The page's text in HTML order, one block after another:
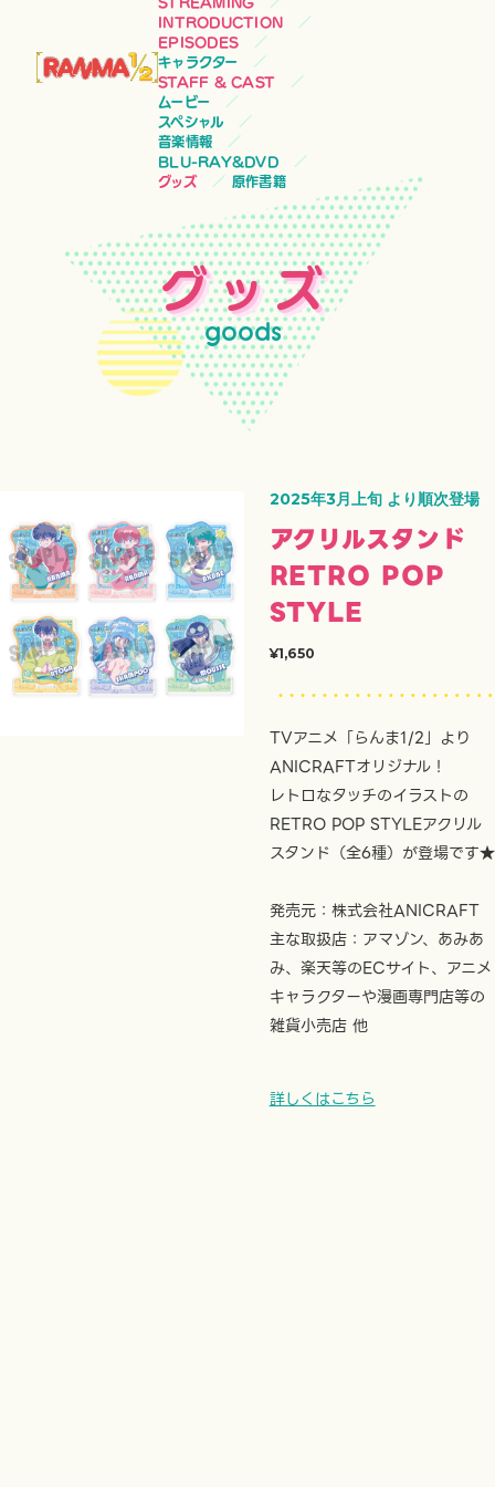
INTRODUCTION
EPISODES
キャラクター
STAFF & CAST
ムービー
スペシャル
音楽情報
BLU-RAY&DVD
グッズ
原作書籍
グッズ
goods
2025年3月上旬 より順次登場
アクリルスタンド
RETRO POP
STYLE
¥1,650
TVアニメ「らんま1/2」より
ANICRAFTオリジナル！
レトロなタッチのイラストの
RETRO POP STYLEアクリル
スタンド（全6種）が登場です★
発売元：株式会社ANICRAFT
主な取扱店：アマゾン、あみあ
み、楽天等のECサイト、アニメ
キャラクターや漫画専門店等の
雑貨小売店 他
詳しくはこちら